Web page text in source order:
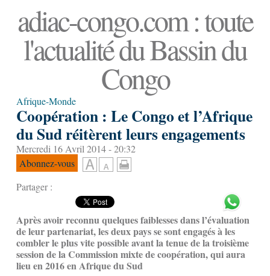
adiac-congo.com : toute
l'actualité du Bassin du
Congo
Afrique-Monde
Coopération : Le Congo et l’Afrique
du Sud réitèrent leurs engagements
Mercredi 16 Avril 2014 - 20:32
Abonnez-vous
Partager :
Après avoir reconnu quelques faiblesses dans l’évaluation
de leur partenariat, les deux pays se sont engagés à les
combler le plus vite possible avant la tenue de la troisième
session de la Commission mixte de coopération, qui aura
lieu en 2016 en Afrique du Sud